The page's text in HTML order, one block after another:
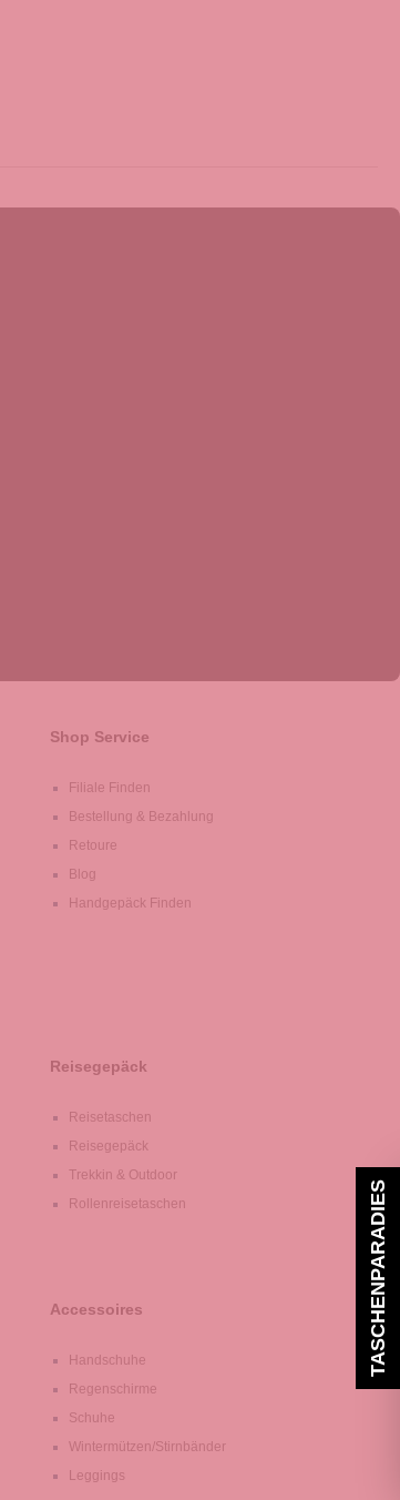
Shop Service
Filiale Finden
Bestellung & Bezahlung
Retoure
Blog
Handgepäck Finden
Reisegepäck
Reisetaschen
Reisegepäck
Trekkin & Outdoor
Rollenreisetaschen
Accessoires
Handschuhe
Regenschirme
Schuhe
Wintermützen/Stirnbänder
Leggings
TASCHENPARADIES